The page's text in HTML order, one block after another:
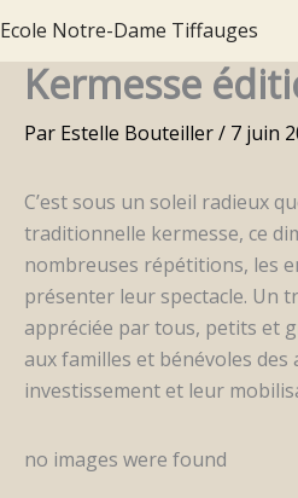
au
contenu
Ecole Notre-Dame Tiffauges
Kermesse
Par Estelle Bouteiller/ 7 juin
C’est sous un soleil radieux
traditionnelle kermesse, ce
nombreuses répétitions, les
présenter leur spectacle. Un
appréciée par tous, petits et
aux familles et bénévoles
investissement et leur
no images were found